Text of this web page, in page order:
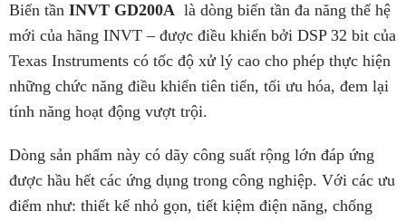
Biến tần INVT GD200Alà dòng biến tần đa năng thế hệ
mới của hãng INVT – được điều khiển bởi DSP 32 bit của
Texas Instruments có tốc độ xử lý cao cho phép thực hiện
những chức năng điều khiển tiên tiến, tối ưu hóa, đem lại
tính năng hoạt động vượt trội.
Dòng sản phẩm này có dãy công suất rộng lớn đáp ứng
được hầu hết các ứng dụng trong công nghiệp. Với các ưu
điểm như: thiết kế nhỏ gọn, tiết kiệm điện năng, chống